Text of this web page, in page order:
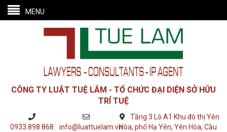
MENU
CÔNG TY LUẬT TUỆ LÂM - TỔ CHỨC ĐẠI DIỆN SỞ HỮU
TRÍ TUỆ
0933.898.868 info@luattuelam.vn
Tầng 3 Lô A1 Khu đô thị Yên
Hòa, phố Hạ Yên, Yên Hòa, Cầu